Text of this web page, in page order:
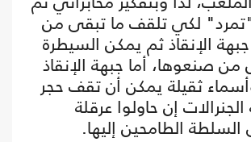
لكي تلقف ما تبقى من
جبهة الإنقاذ ثم يمكن السيطرة
من صنعوها، أما جبهة الإنقاذ
ثقيلة يمكن أن تقف حجر
إن حاولوا عرقلة
الطامحين إليها.